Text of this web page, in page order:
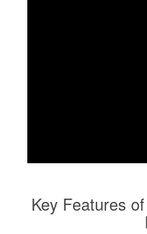
Key Features